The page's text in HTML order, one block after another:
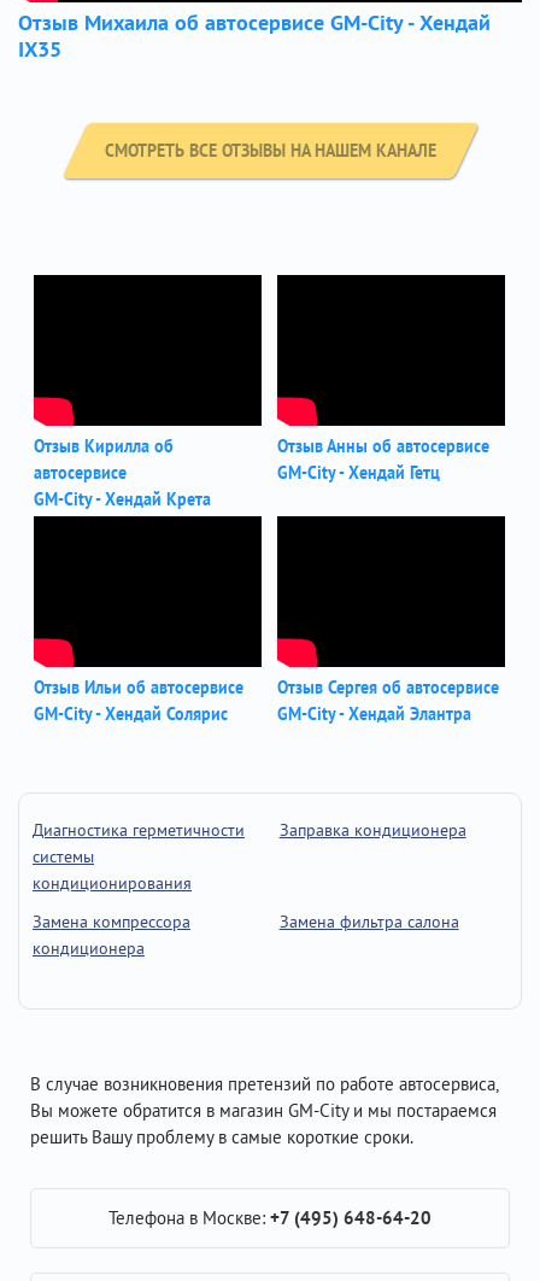
Отзыв Михаила об автосервисе GM-City - Хендай
IX35
СМОТРЕТЬ ВСЕ ОТЗЫВЫ НА НАШЕМ КАНАЛЕ
Отзыв Кирилла об
автосервисе
GM-City - Хендай Крета
Отзыв Анны об автосервисе
GM-City - Хендай Гетц
Отзыв Ильи об автосервисе
GM-City - Хендай Солярис
Отзыв Сергея об автосервисе
GM-City - Хендай Элантра
Диагностика герметичности
системы
кондиционирования
Заправка кондиционера
Замена компрессора
кондиционера
Замена фильтра салона
В случае возникновения претензий по работе автосервиса,
Вы можете обратится в магазин GM-City и мы постараемся
решить Вашу проблему в самые короткие сроки.
Телефона в Москве: +7 (495) 648-64-20